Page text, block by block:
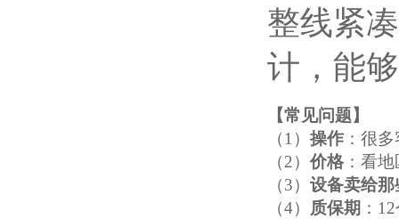
整线紧
计，能
【常见问题】
（1） 操作 ：很
（2） 价格 ：看
（3） 设备卖给那
（4） 质保期 ：